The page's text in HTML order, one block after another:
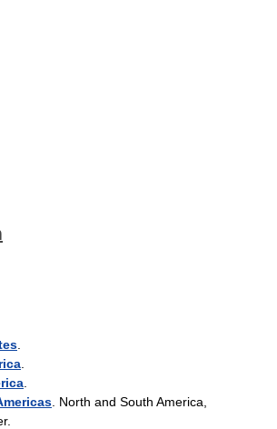
. North and South America,